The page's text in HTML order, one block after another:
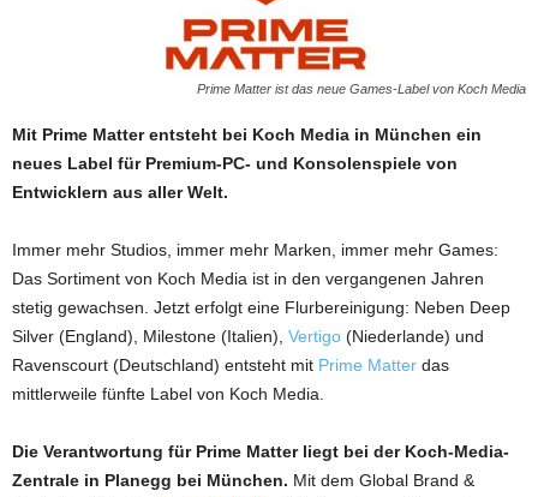
Prime Matter ist das neue Games-Label von Koch Media
Mit Prime Matter entsteht bei Koch Media in München ein
neues Label für Premium-PC- und Konsolenspiele von
Entwicklern aus aller Welt.
Immer mehr Studios, immer mehr Marken, immer mehr Games:
Das Sortiment von Koch Media ist in den vergangenen Jahren
stetig gewachsen. Jetzt erfolgt eine Flurbereinigung: Neben Deep
Silver (England), Milestone (Italien), Vertigo (Niederlande) und
Ravenscourt (Deutschland) entsteht mit Prime Matter das
mittlerweile fünfte Label von Koch Media.
Die Verantwortung für Prime Matter liegt bei der Koch-Media-
Zentrale in Planegg bei München. Mit dem Global Brand &